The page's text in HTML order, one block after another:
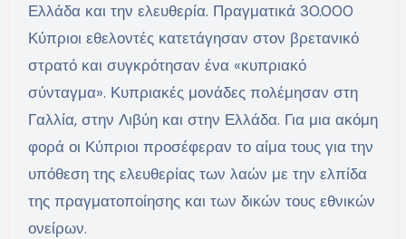
Ελλάδα και την ελευθερία. Πραγματικά 30.000
Κύπριοι εθελοντές κατετάγησαν στον βρετανικό
στρατό και συγκρότησαν ένα «κυπριακό
σύνταγμα». Κυπριακές μονάδες πολέμησαν στη
Γαλλία, στην Λιβύη και στην Ελλάδα. Για μια ακόμη
φορά οι Κύπριοι προσέφεραν το αίμα τους για την
υπόθεση της ελευθερίας των λαών με την ελπίδα
της πραγματοποίησης και των δικών τους εθνικών
ονείρων.